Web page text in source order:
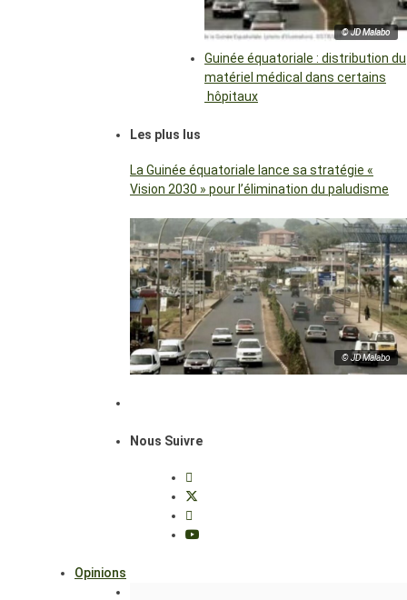
© JD Malabo
Guinée équatoriale : distribution du
matériel médical dans certains
hôpitaux
Les plus lus
La Guinée équatoriale lance sa stratégie «
Vision 2030 » pour l’élimination du paludisme
© JD Malabo
Nous Suivre
Opinions